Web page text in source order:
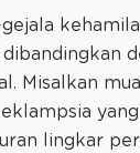
Misalkan
lingkar